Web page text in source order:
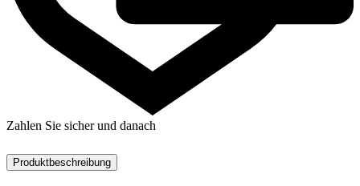
Zahlen Sie sicher und danach
Produktbeschreibung